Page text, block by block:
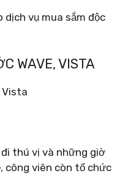
dịch vụ mua sắm độc
WAVE, VISTA
thú vị và những giờ
công viên còn tổ chức